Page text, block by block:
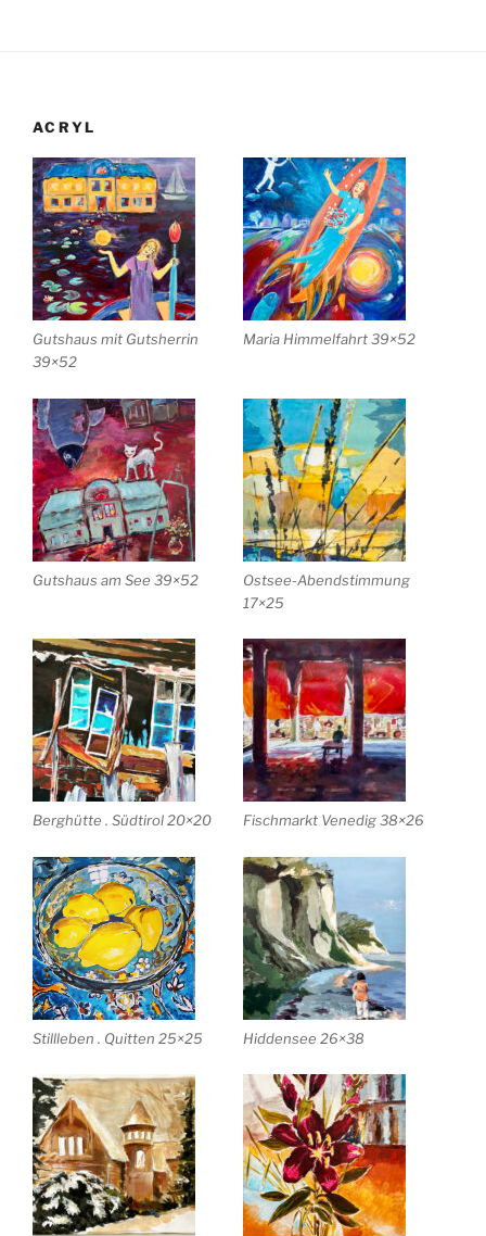
ACRYL
Gutshaus mit Gutsherrin
39×52
Maria Himmelfahrt 39×52
Gutshaus am See 39×52
Ostsee-Abendstimmung
17×25
Berghütte . Südtirol 20×20 Fischmarkt Venedig 38×26
Stillleben . Quitten 25×25 Hiddensee 26×38